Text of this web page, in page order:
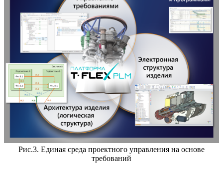
Рис.3. Единая среда проектного управления на основе
требований